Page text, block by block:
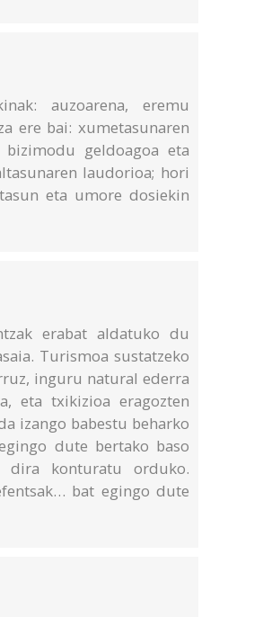
auzoarena, eremu
ere bai: xumetasunaren
geldoagoa eta
laudorioa; hori
eta umore dosiekin
erabat aldatuko du
Turismoa sustatzeko
inguru natural ederra
eta txikizioa eragozten
izango babestu beharko
dute bertako baso
dira konturatu orduko.
bat egingo dute